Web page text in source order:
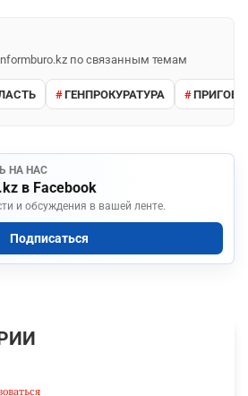
по связанным темам
ГЕНПРОКУРАТУРА
НА НАС
в Facebook
и обсуждения в вашей ленте.
Подписаться